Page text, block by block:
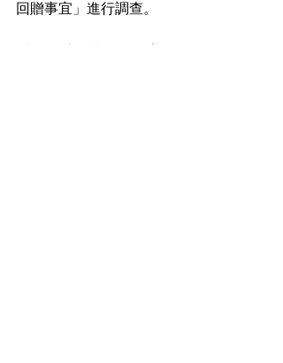
回贈事宜」進行調查。